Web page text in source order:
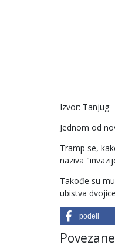
Izvor: Tanjug
Jednom od
Tramp se,
naziva
Takođe su
ubistva
podeli